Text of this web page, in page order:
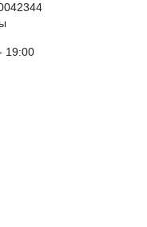
19:00